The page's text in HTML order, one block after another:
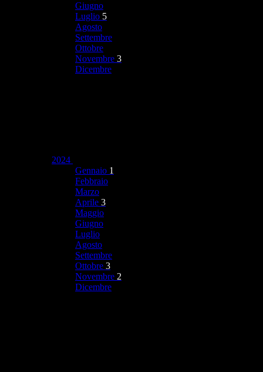
Giugno
Luglio 5
Agosto
Settembre
Ottobre
Novembre 3
Dicembre
2024
Gennaio 1
Febbraio
Marzo
Aprile 3
Maggio
Giugno
Luglio
Agosto
Settembre
Ottobre 3
Novembre 2
Dicembre